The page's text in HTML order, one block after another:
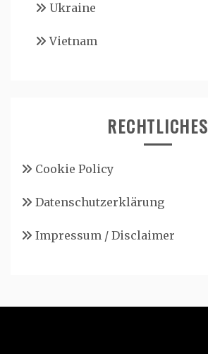
Ukraine
Vietnam
RECHTLICHES
Cookie Policy
Datenschutzerklärung
Impressum / Disclaimer